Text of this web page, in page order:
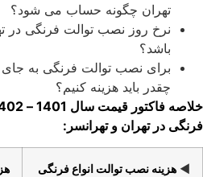
تهران چگونه حساب می شود؟
نرخ روز نصب توالت فرنگی در
باشد؟
برای نصب توالت فرنگی به جای
چقدر باید هزینه کنیم؟
فرنگی در تهران و تهرانسر:
◀️هزینه نصب توالت انواع فرنگی